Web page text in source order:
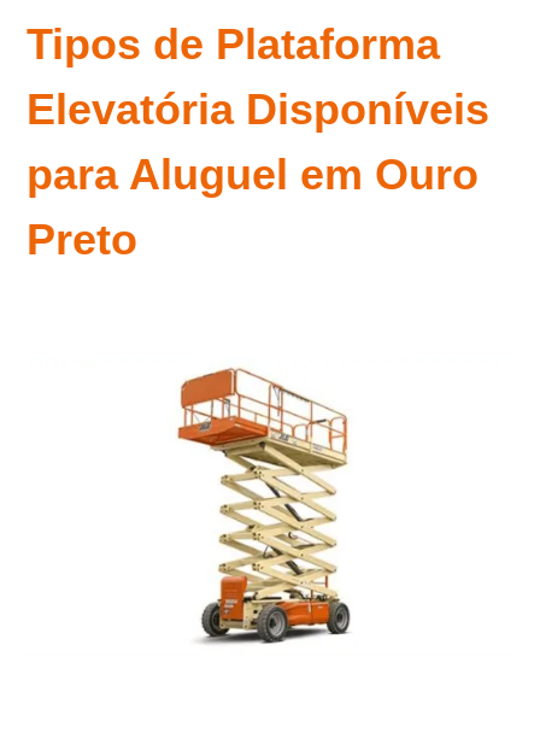
Tipos de Plataforma
Elevatória Disponíveis
para Aluguel em Ouro
Preto